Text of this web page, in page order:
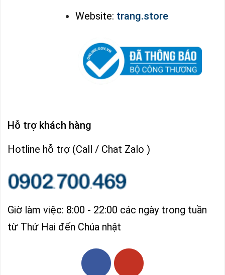
Website: trang.store
Hỗ trợ khách hàng
Hotline hỗ trợ (Call / Chat Zalo )
Giờ làm việc: 8:00 - 22:00 các ngày trong tuần
từ Thứ Hai đến Chúa nhật